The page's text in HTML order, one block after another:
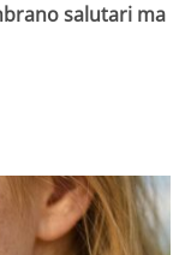
salutari ma